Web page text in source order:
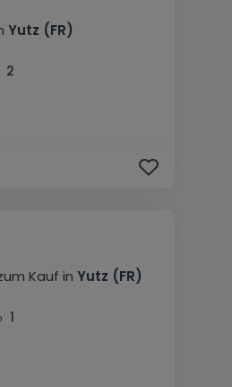
Yutz (FR)
2
Kauf in Yutz (FR)
1